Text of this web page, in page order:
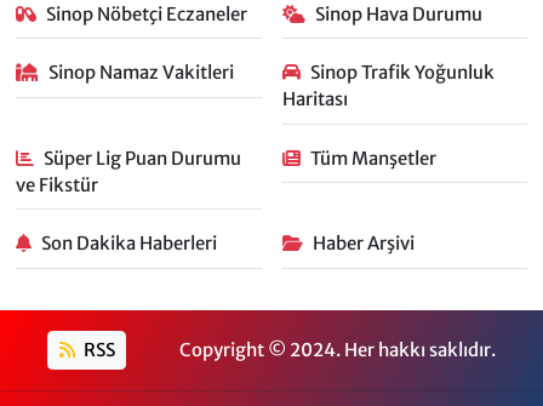
Sinop Nöbetçi Eczaneler Sinop Hava Durumu
Sinop Namaz Vakitleri
Sinop Trafik Yoğunluk
Haritası
Süper Lig Puan Durumu
ve Fikstür
Tüm Manşetler
Son Dakika Haberleri Haber Arşivi
RSS Copyright © 2024. Her hakkı saklıdır.